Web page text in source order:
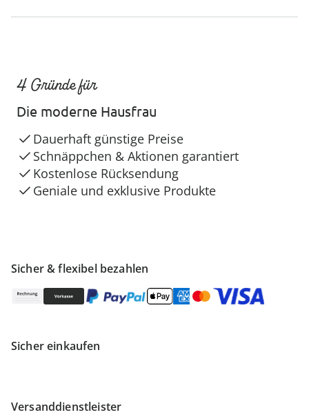
Sicher & flexibel bezahlen
Sicher einkaufen
Versanddienstleister
4 Gründe für
Die moderne Hausfrau
Dauerhaft günstige Preise
Schnäppchen & Aktionen garantiert
Kostenlose Rücksendung
Geniale und exklusive Produkte